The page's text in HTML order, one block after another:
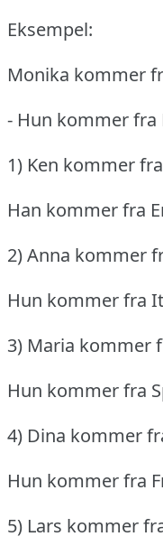
Eksempel:
Monika kommer
- Hun kommer fra
1) Ken kommer
Han kommer fra
2) Anna kommer
Hun kommer fra
3) Maria kommer
Hun kommer fra
4) Dina kommer
Hun kommer fra
5) Lars kommer